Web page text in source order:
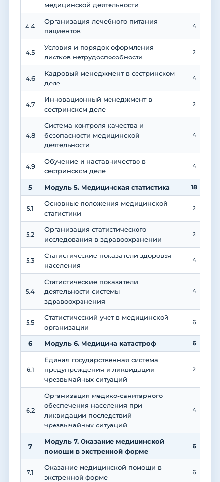
медицинской деятельности
4.4
Организация лечебного питания
пациентов
4
4.5
Условия и порядок оформления
листков нетрудоспособности
2
4.6
Кадровый менеджмент в сестринском
деле
4
4.7
Инновационный менеджмент в
сестринском деле
2
4.8
Система контроля качества и
безопасности медицинской
деятельности
4
4.9
Обучение и наставничество в
сестринском деле
4
5 Модуль 5. Медицинская статистика 18
5.1
Основные положения медицинской
статистики
2
5.2
Организация статистического
исследования в здравоохранении
2
5.3
Статистические показатели здоровья
населения
4
5.4
Статистические показатели
деятельности системы
здравоохранения
4
5.5
Статистический учет в медицинской
организации
6
6 Модуль 6. Медицина катастроф 6
6.1
Единая государственная система
предупреждения и ликвидации
чрезвычайных ситуаций
2
6.2
Организация медико-санитарного
обеспечения населения при
ликвидации последствий
чрезвычайных ситуаций
4
7
Модуль 7. Оказание медицинской
помощи в экстренной форме
6
7.1
Оказание медицинской помощи в
экстренной форме
6